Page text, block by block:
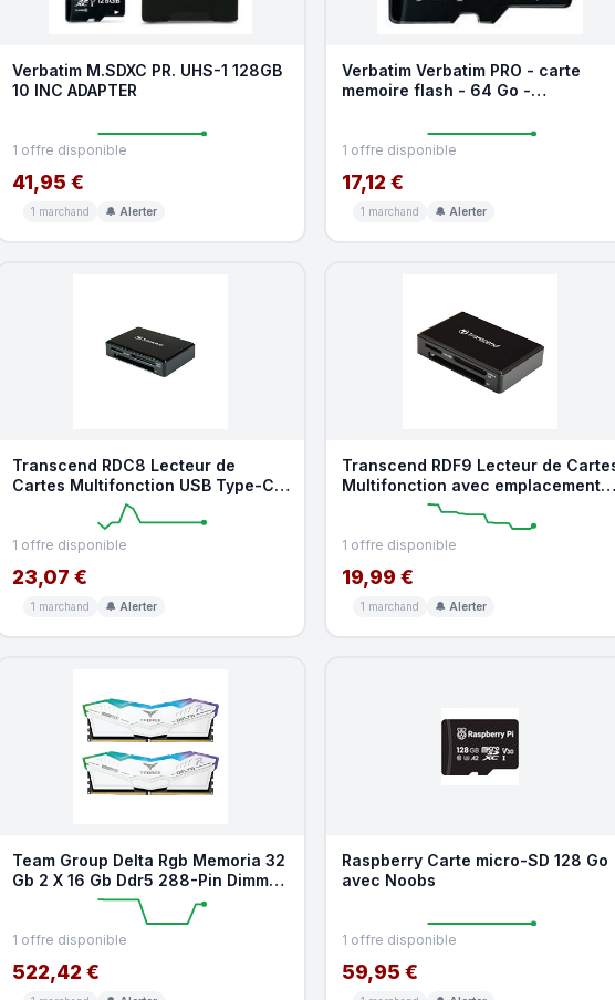
Verbatim M.SDXC PR. UHS-1 128GB
10 INC ADAPTER
1 offre disponible
41,95 €
1 marchand 🔔 Alerter
Verbatim Verbatim PRO - carte
memoire flash - 64 Go -
1 offre disponible
17,12 €
1 marchand 🔔 Alerter
Transcend RDC8 Lecteur de
Cartes Multifonction USB Type-C
USB 3.1 Gen 1 avec emp
1 offre disponible
23,07 €
1 marchand 🔔 Alerter
Transcend RDF9 Lecteur de
Multifonction avec emplacements
SD, microSD et
1 offre disponible
19,99 €
1 marchand 🔔 Alerter
Team Group Delta Rgb Memoria 32
Gb 2 X 16 Gb Ddr5 288-Pin Dimm
(T-Force Delta Rg
1 offre disponible
522,42 €
Raspberry Carte micro-SD 128 Go
avec Noobs
1 offre disponible
59,95 €